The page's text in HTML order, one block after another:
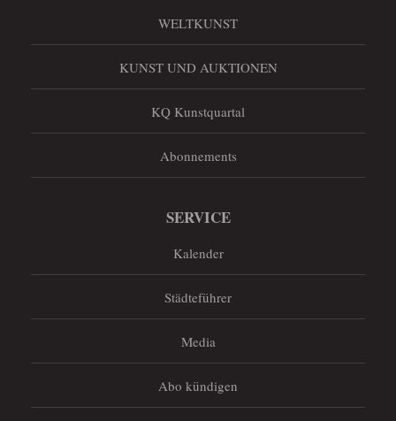
WELTKUNST
KUNST UND AUKTIONEN
KQ Kunstquartal
Abonnements
SERVICE
Kalender
Städteführer
Media
Abo kündigen